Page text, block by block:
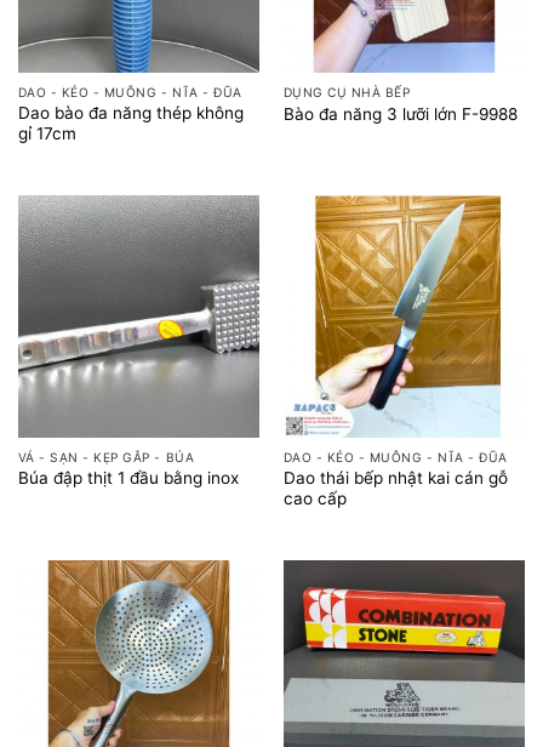
DAO - KÉO - MUỖNG - NĨA - ĐŨA
Dao bào đa năng thép không
gỉ 17cm
DỤNG CỤ NHÀ BẾP
Bào đa năng 3 lưỡi lớn F-9988
VÁ - SẠN - KẸP GẮP - BÚA
Búa đập thịt 1 đầu bằng inox
DAO - KÉO - MUỖNG - NĨA - ĐŨA
Dao thái bếp nhật kai cán gỗ
cao cấp